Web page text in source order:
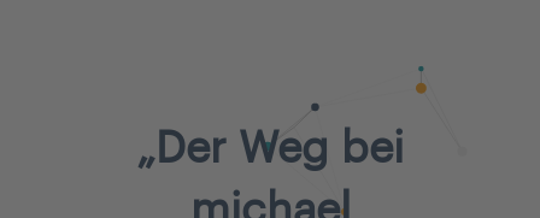
„Der Weg bei
michael